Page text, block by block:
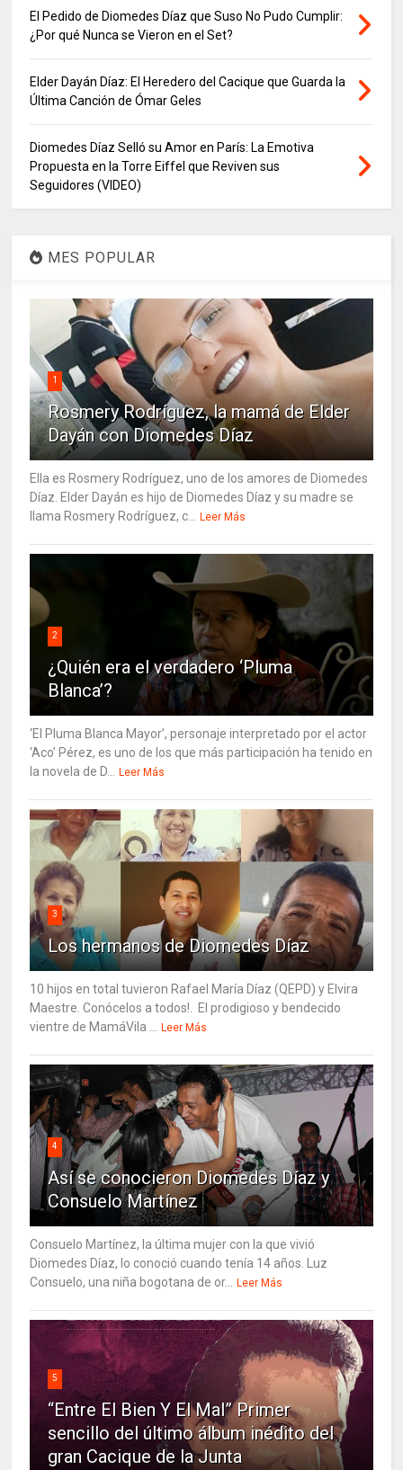
El Pedido de Diomedes Díaz que Suso No Pudo Cumplir:
¿Por qué Nunca se Vieron en el Set?
Elder Dayán Díaz: El Heredero del Cacique que Guarda la
Última Canción de Ómar Geles
Diomedes Díaz Selló su Amor en París: La Emotiva
Propuesta en la Torre Eiffel que Reviven sus
Seguidores (VIDEO)
MES POPULAR
1
Rosmery Rodríguez, la mamá de Elder
Dayán con Diomedes Díaz
Ella es Rosmery Rodríguez, uno de los amores de Diomedes
Díaz. Elder Dayán es hijo de Diomedes Díaz y su madre se
llama Rosmery Rodríguez, c... Leer Más
2
¿Quién era el verdadero ‘Pluma
Blanca’?
‘El Pluma Blanca Mayor’, personaje interpretado por el actor
‘Aco’ Pérez, es uno de los que más participación ha tenido en
la novela de D... Leer Más
3
Los hermanos de Diomedes Díaz
10 hijos en total tuvieron Rafael María Díaz (QEPD) y Elvira
Maestre. Conócelos a todos!. El prodigioso y bendecido
vientre de MamáVila ... Leer Más
4
Así se conocieron Diomedes Díaz y
Consuelo Martínez
Consuelo Martínez, la última mujer con la que vivió
Diomedes Díaz, lo conoció cuando tenía 14 años. Luz
Consuelo, una niña bogotana de or... Leer Más
5
“Entre El Bien Y El Mal” Primer
sencillo del último álbum inédito del
gran Cacique de la Junta